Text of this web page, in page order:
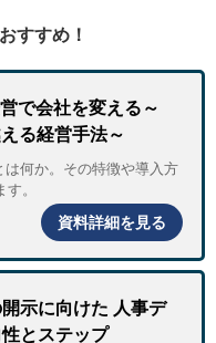
すすめ！
で会社を変える～
る経営手法～
は何か。その特徴や導入方
。
資料詳細を見る
示に向けた 人事デ
とステップ